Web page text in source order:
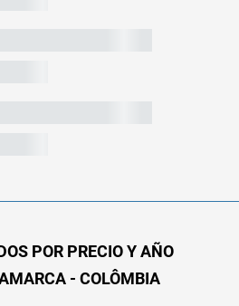
POR PRECIO Y AÑO
- COLÔMBIA